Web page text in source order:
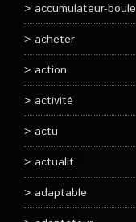
accumulateur-boule
acheter
action
activité
actu
actualit
adaptable